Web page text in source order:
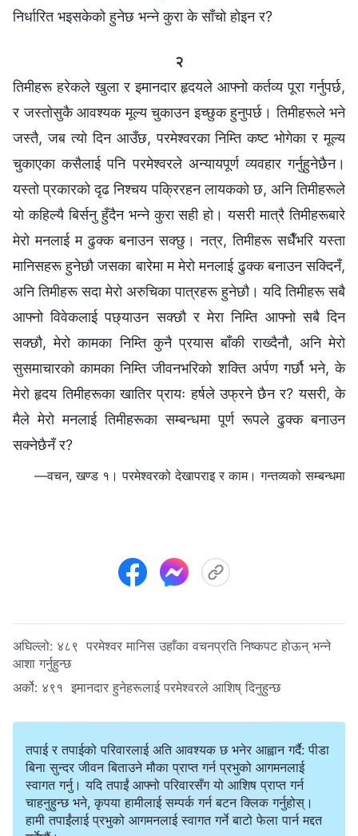
निर्धारित भइसकेको हुनेछ भन्‍ने कुरा के साँचो होइन र?
२
तिमीहरू हरेकले खुला र इमानदार हृदयले आफ्नो कर्तव्य पूरा गर्नुपर्छ,
र जस्तोसुकै आवश्यक मूल्य चुकाउन इच्छुक हुनुपर्छ। तिमीहरूले भने
जस्तै, जब त्यो दिन आउँछ, परमेश्वरका निम्ति कष्ट भोगेका र मूल्य
चुकाएका कसैलाई पनि परमेश्‍वरले अन्यायपूर्ण व्यवहार गर्नुहुनेछैन।
यस्तो प्रकारको दृढ निश्‍चय पक्रिरहन लायकको छ, अनि तिमीहरूले
यो कहिल्यै बिर्सनु हुँदैन भन्‍ने कुरा सही हो। यसरी मात्रै तिमीहरूबारे
मेरो मनलाई म ढुक्क बनाउन सक्छु। नत्र, तिमीहरू सधैँभरि यस्ता
मानिसहरू हुनेछौ जसका बारेमा म मेरो मनलाई ढुक्क बनाउन सक्दिनँ,
अनि तिमीहरू सदा मेरो अरुचिका पात्रहरू हुनेछौ। यदि तिमीहरू सबै
आफ्नो विवेकलाई पछ्याउन सक्छौ र मेरा निम्ति आफ्नो सबै दिन
सक्छौ, मेरो कामका निम्ति कुनै प्रयास बाँकी राख्दैनौ, अनि मेरो
सुसमाचारको कामका निम्ति जीवनभरिको शक्ति अर्पण गर्छौ भने, के
मेरो हृदय तिमीहरूका खातिर प्रायः हर्षले उफ्रने छैन र? यसरी, के
मैले मेरो मनलाई तिमीहरूका सम्बन्धमा पूर्ण रूपले ढुक्क बनाउन
सक्नेछैनँ र?
—वचन, खण्ड १। परमेश्‍वरको देखापराइ र काम। गन्तव्यको सम्‍बन्धमा
अघिल्लो: ४८९ परमेश्‍वर मानिस उहाँका वचनप्रति निष्कपट होऊन् भन्ने
आशा गर्नुहुन्छ
अर्को: ४९१ इमानदार हुनेहरूलाई परमेश्‍वरले आशिष् दिनुहुन्छ
तपाई र तपाईको परिवारलाई अति आवश्यक छ भनेर आह्वान गर्दै: पीडा
बिना सुन्दर जीवन बिताउने मौका प्राप्त गर्न प्रभुको आगमनलाई
स्वागत गर्नु। यदि तपाईं आफ्नो परिवारसँग यो आशिष प्राप्त गर्न
चाहनुहुन्छ भने, कृपया हामीलाई सम्पर्क गर्न बटन क्लिक गर्नुहोस्।
हामी तपाईंलाई प्रभुको आगमनलाई स्वागत गर्ने बाटो फेला पार्न मद्दत